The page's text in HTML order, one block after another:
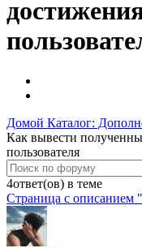
Домой Каталог:
Как вывести
пользователя
4ответ(ов) в теме
Страница c описанием